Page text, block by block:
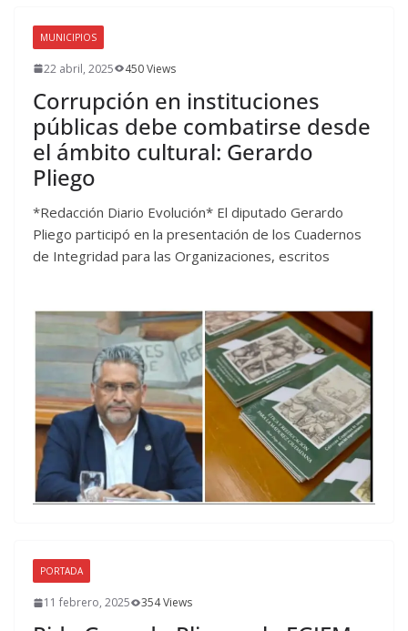
MUNICIPIOS
22 abril, 2025 450 Views
Corrupción en instituciones
públicas debe combatirse desde
el ámbito cultural: Gerardo
Pliego
*Redacción Diario Evolución* El diputado Gerardo
Pliego participó en la presentación de los Cuadernos
de Integridad para las Organizaciones, escritos
PORTADA
11 febrero, 2025 354 Views